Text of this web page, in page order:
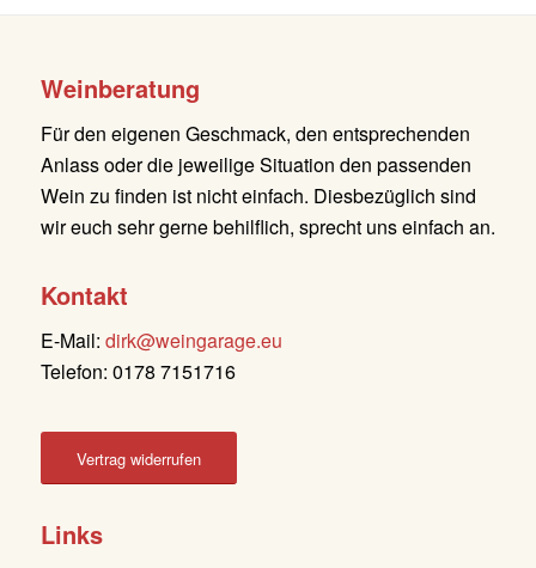
Weinberatung
Für den eigenen Geschmack, den entsprechenden
Anlass oder die jeweilige Situation den passenden
Wein zu finden ist nicht einfach. Diesbezüglich sind
wir euch sehr gerne behilflich, sprecht uns einfach an.
Kontakt
E-Mail: dirk@weingarage.eu
Telefon: 0178 7151716
Vertrag widerrufen
Links